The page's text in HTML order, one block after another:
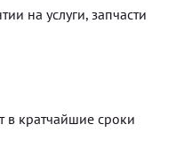
на услуги, запчасти
в кратчайшие сроки